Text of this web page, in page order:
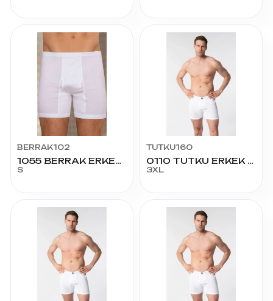
BERRAK102
1055 BERRAK ERKEK LÜX PAÇALI KÜLOT 48 BEDEN
S
TUTKU160
0110 TUTKU ERKEK PAÇALI DON NO:7
3XL